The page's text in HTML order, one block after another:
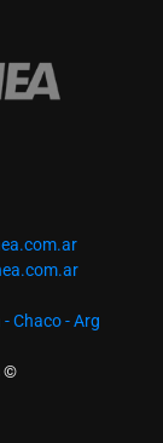
Chaco - Arg
©